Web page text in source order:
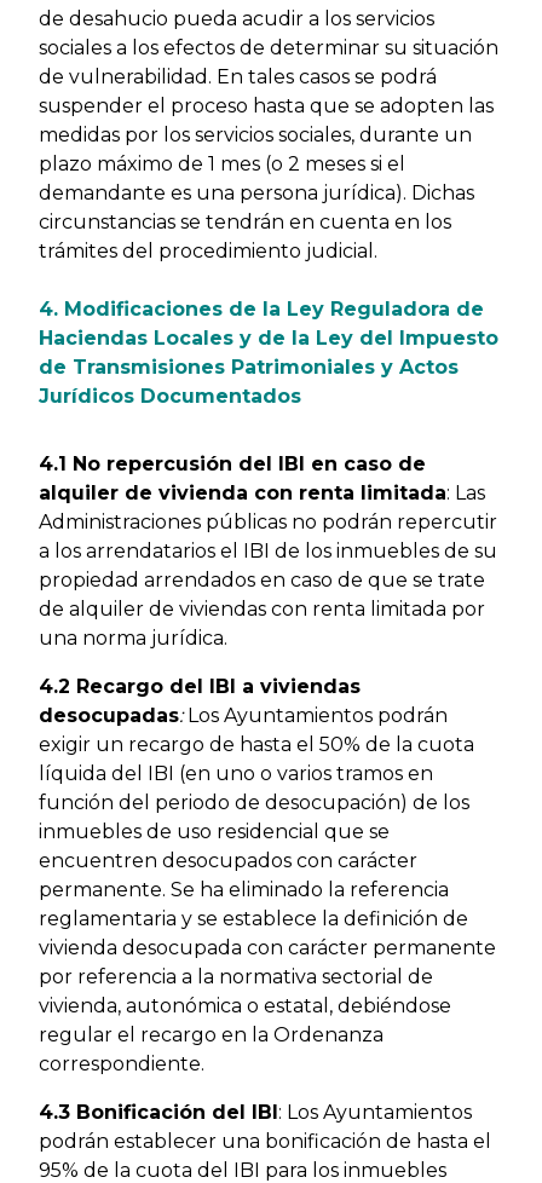
de desahucio pueda acudir a los servicios
sociales a los efectos de determinar su situación
de vulnerabilidad. En tales casos se podrá
suspender el proceso hasta que se adopten las
medidas por los servicios sociales, durante un
plazo máximo de 1 mes (o 2 meses si el
demandante es una persona jurídica). Dichas
circunstancias se tendrán en cuenta en los
trámites del procedimiento judicial.
4. Modificaciones de la Ley Reguladora de
Haciendas Locales y de la Ley del Impuesto
de Transmisiones Patrimoniales y Actos
Jurídicos Documentados
4.1 No repercusión del IBI en caso de
alquiler de vivienda con renta limitada: Las
Administraciones públicas no podrán repercutir
a los arrendatarios el IBI de los inmuebles de su
propiedad arrendados en caso de que se trate
de alquiler de viviendas con renta limitada por
una norma jurídica.
4.2 Recargo del IBI a viviendas
desocupadas:Los Ayuntamientos podrán
exigir un recargo de hasta el 50% de la cuota
líquida del IBI (en uno o varios tramos en
función del periodo de desocupación) de los
inmuebles de uso residencial que se
encuentren desocupados con carácter
permanente. Se ha eliminado la referencia
reglamentaria y se establece la definición de
vivienda desocupada con carácter permanente
por referencia a la normativa sectorial de
vivienda, autonómica o estatal, debiéndose
regular el recargo en la Ordenanza
correspondiente.
4.3 Bonificación del IBI: Los Ayuntamientos
podrán establecer una bonificación de hasta el
95% de la cuota del IBI para los inmuebles